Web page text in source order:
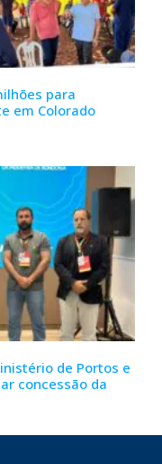
para
em Colorado
de Portos e
concessão da